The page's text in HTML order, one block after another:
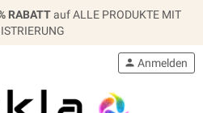
RABATTauf ALLE PRODUKTE MIT
person Anmelden